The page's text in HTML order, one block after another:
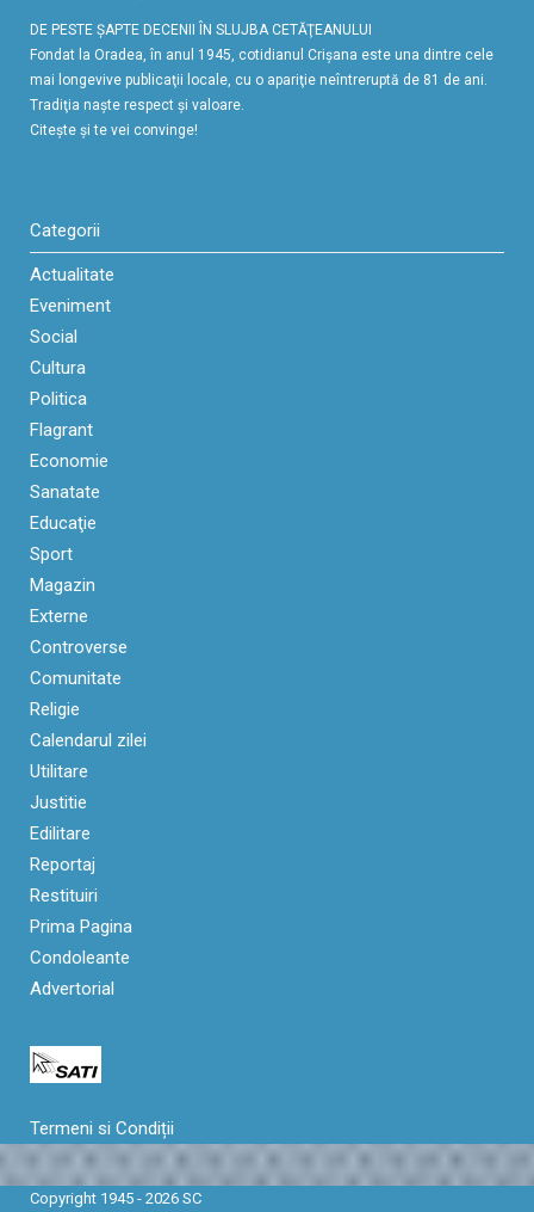
DE PESTE ŞAPTE DECENII ÎN SLUJBA CETĂŢEANULUI
Fondat la Oradea, în anul 1945, cotidianul Crişana este una dintre cele
mai longevive publicaţii locale, cu o apariţie neîntreruptă de 81 de ani.
Tradiţia naşte respect şi valoare.
Citeşte şi te vei convinge!
Categorii
Actualitate
Eveniment
Social
Cultura
Politica
Flagrant
Economie
Sanatate
Educaţie
Sport
Magazin
Externe
Controverse
Comunitate
Religie
Calendarul zilei
Utilitare
Justitie
Edilitare
Reportaj
Restituiri
Prima Pagina
Condoleante
Advertorial
Termeni si Condiții
Copyright 1945 - 2026 SC